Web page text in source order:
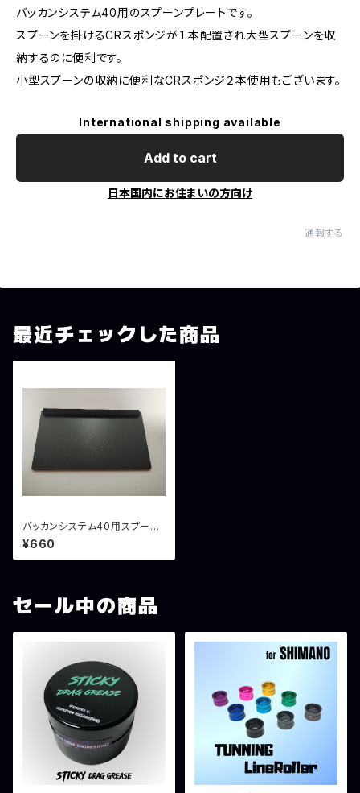
バッカンシステム40用のスプーンプレートです。
スプーンを掛けるCRスポンジが１本配置され大型スプーンを収
納するのに便利です。
小型スプーンの収納に便利なCRスポンジ２本使用もございます。
International shipping available
Add to cart
日本国内にお住まいの方向け
通報する
最近チェックした商品
バッカンシステム40用スプーン
プレート スポンジ１本仕様
¥660
セール中の商品